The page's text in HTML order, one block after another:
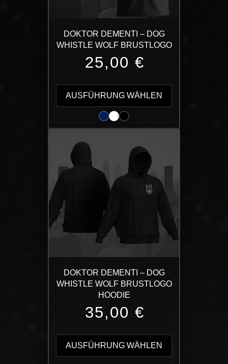
DOKTOR DEMENTI – DOG
WHISTLE WOLF BRUSTLOGO
25,00 €
AUSFÜHRUNG WÄHLEN
weist
der
Produktseite
gewählt
DOKTOR DEMENTI – DOG
WHISTLE WOLF BRUSTLOGO
HOODIE
35,00 €
AUSFÜHRUNG WÄHLEN
weist